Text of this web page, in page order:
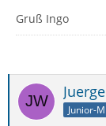
Gruß Ingo
Junior-